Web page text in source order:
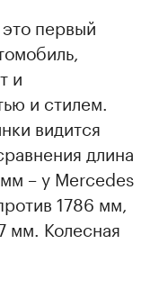
первый
и
и стилем.
видится
длина
– у Mercedes
1786 мм,
мм. Колесная